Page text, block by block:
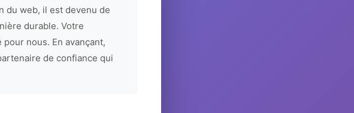
du web, il est devenu de
durable. Votre
nous. En avançant,
de confiance qui